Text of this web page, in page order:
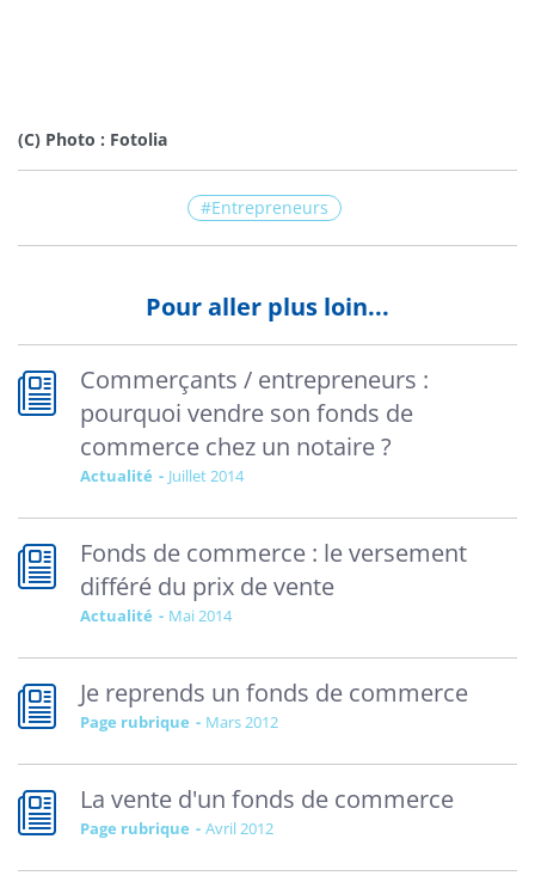
(C) Photo : Fotolia
Entrepreneurs
Pour aller plus loin...
Commerçants / entrepreneurs :
pourquoi vendre son fonds de
commerce chez un notaire ?
Actualité juillet 2014
Fonds de commerce : le versement
différé du prix de vente
Actualité mai 2014
Je reprends un fonds de commerce
Page rubrique mars 2012
La vente d'un fonds de commerce
Page rubrique avril 2012